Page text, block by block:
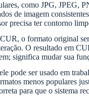
como JPG, JPEG,
de imagem
precisa ter contorno
o formato original
O resultado em
significa mudar sua
pode ser usado em
menos populares
para que o sistema